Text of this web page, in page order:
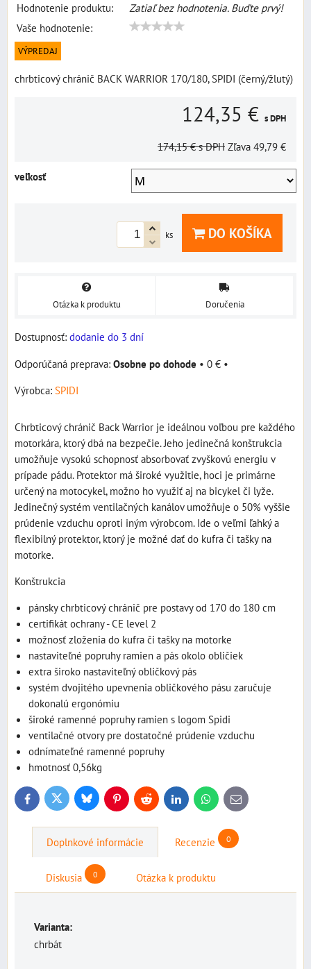
Hodnotenie produktu:
Zatiaľ bez hodnotenia. Buďte prvý!
Vaše hodnotenie:
VÝPREDAJ
chrbticový chránič BACK WARRIOR 170/180, SPIDI (černý/žlutý)
124,35 € s DPH
174,15 € s DPH Zľava 49,79 €
veľkosť
ks DO KOŠÍKA
Otázka k produktu Doručenia
Dostupnosť: dodanie do 3 dní
Osobne po dohode • 0 € •
Výrobca: SPIDI
Chrbticový chránič Back Warrior je ideálnou voľbou pre každého
motorkára, ktorý dbá na bezpečie. Jeho jedinečná konštrukcia
umožňuje vysokú schopnosť absorbovať zvyškovú energiu v
prípade pádu. Protektor má široké využitie, hoci je primárne
určený na motocykel, možno ho využiť aj na bicykel či lyže.
Jedinečný systém ventilačných kanálov umožňuje o 50% vyššie
prúdenie vzduchu oproti iným výrobcom. Ide o veľmi ľahký a
flexibilný protektor, ktorý je možné dať do kufra či tašky na
motorke.
Konštrukcia
pánsky chrbticový chránič pre postavy od 170 do 180 cm
certifikát ochrany - CE level 2
možnosť zloženia do kufra či tašky na motorke
nastaviteľné popruhy ramien a pás okolo obličiek
extra široko nastaviteľný obličkový pás
systém dvojitého upevnenia obličkového pásu zaručuje
dokonalú ergonómiu
široké ramenné popruhy ramien s logom Spidi
ventilačné otvory pre dostatočné prúdenie vzduchu
odnímateľné ramenné popruhy
hmotnosť 0,56kg
FacebookTwitter BlueskyPinterestReddit LinkedInWhatsApp
E-
mail
Doplnkové informácie Recenzie 0
Diskusia 0 Otázka k produktu
Varianta:
chrbát